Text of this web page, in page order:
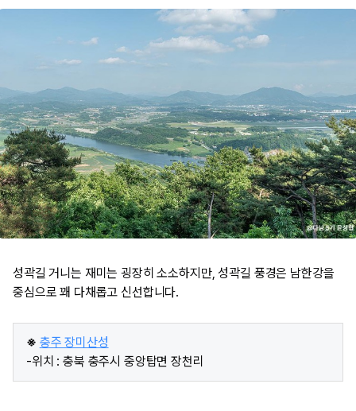
성곽길 거니는 재미는 굉장히 소소하지만, 성곽길 풍경은 남한강을
중심으로 꽤 다채롭고 신선합니다.
※ 충주 장미산성
-위치 : 충북 충주시 중앙탑면 장천리